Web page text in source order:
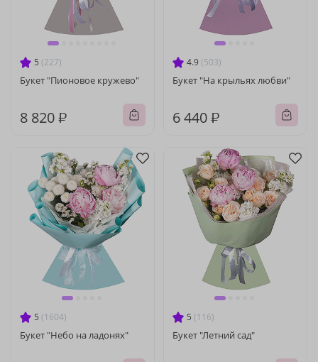
5 (227)
Букет "Пионовое кружево"
8 820 ₽
4.9 (503)
Букет "На крыльях любви"
6 440 ₽
5 (1604)
Букет "Небо на ладонях"
5 (116)
Букет "Летний сад"